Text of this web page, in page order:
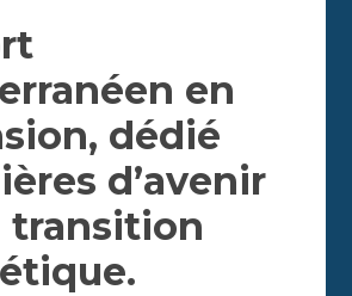
en
dédié
d’avenir
transition